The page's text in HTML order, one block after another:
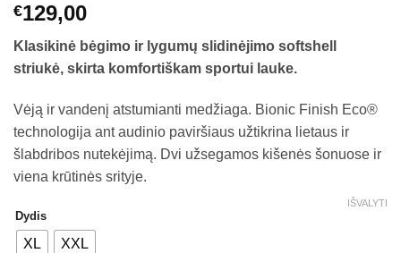
€129,00
Klasikinė bėgimo ir lygumų slidinėjimo softshell
striukė, skirta komfortiškam sportui lauke.
Vėją ir vandenį atstumianti medžiaga. Bionic Finish Eco®
technologija ant audinio paviršiaus užtikrina lietaus ir
šlabdribos nutekėjimą. Dvi užsegamos kišenės šonuose ir
viena krūtinės srityje.
Dydis
XL XXL
IŠVALYTI